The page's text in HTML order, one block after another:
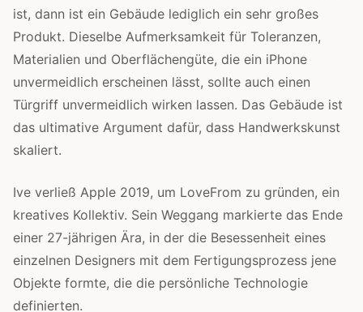
ist, dann ist ein Gebäude lediglich ein sehr großes
Produkt. Dieselbe Aufmerksamkeit für Toleranzen,
Materialien und Oberflächengüte, die ein iPhone
unvermeidlich erscheinen lässt, sollte auch einen
Türgriff unvermeidlich wirken lassen. Das Gebäude ist
das ultimative Argument dafür, dass Handwerkskunst
skaliert.
Ive verließ Apple 2019, um LoveFrom zu gründen, ein
kreatives Kollektiv. Sein Weggang markierte das Ende
einer 27-jährigen Ära, in der die Besessenheit eines
einzelnen Designers mit dem Fertigungsprozess jene
Objekte formte, die die persönliche Technologie
definierten.